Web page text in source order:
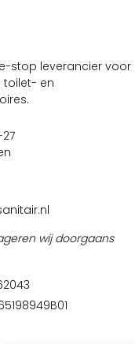
stop leverancier voor
toilet- en
wij doorgaans